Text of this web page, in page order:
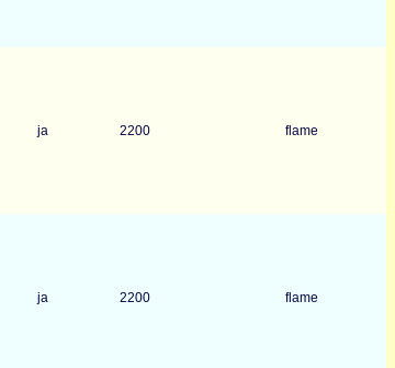
ja 2200 flame
ja 2200 flame